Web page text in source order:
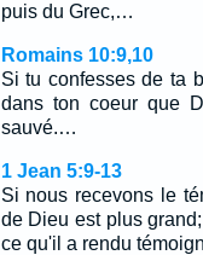
puis du Grec,…
Romains 10:9,10
Si tu confesses de ta
dans ton coeur que
sauvé.…
1 Jean 5:9-13
Si nous recevons le
de Dieu est plus
ce qu'il a rendu